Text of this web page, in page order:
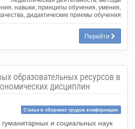
навыки, принципы обучения, умения,
дидактические приемы обучения
Перейти
образовательных ресурсов в
дисциплин
Статья в сборнике трудов конференции
и социальных наук